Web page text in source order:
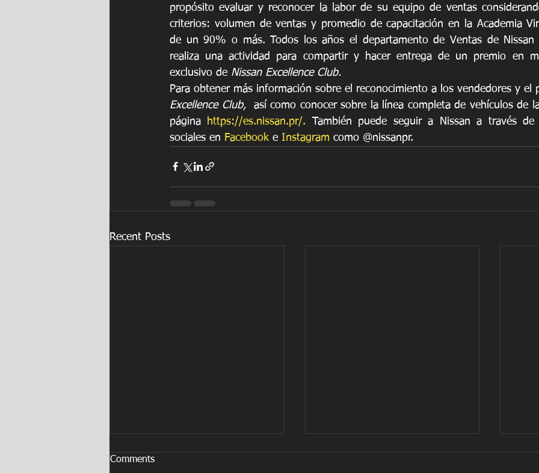
propósito evaluar y reconocer la labor de su equipo de ventas
criterios: volumen de ventas y promedio de capacitación en la Academia
de un 90% o más. Todos los años el departamento de Ventas de Nissan
realiza una actividad para compartir y hacer entrega de un premio en
exclusivo de Nissan Excellence Club.
Para obtener más información sobre el reconocimiento a los vendedores y el
Excellence Club,
así como conocer sobre la línea completa de vehículos de
página https://es.nissan.pr/. También puede seguir a Nissan a través de
sociales en Facebook e Instagram como @nissanpr.
Recent Posts
Comments